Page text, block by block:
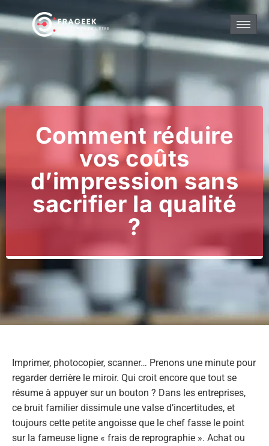
Comment réduire
vos coûts
d’impression sans
sacrifier la qualité
?
Imprimer, photocopier, scanner… Prenons une minute pour
regarder derrière le miroir. Qui croit encore que tout se
résume à appuyer sur un bouton ? Dans les entreprises,
ce bruit familier dissimule une valse d’incertitudes, et
toujours cette petite angoisse que le chef fasse le point
sur la fameuse ligne « frais de reprographie ». Achat ou